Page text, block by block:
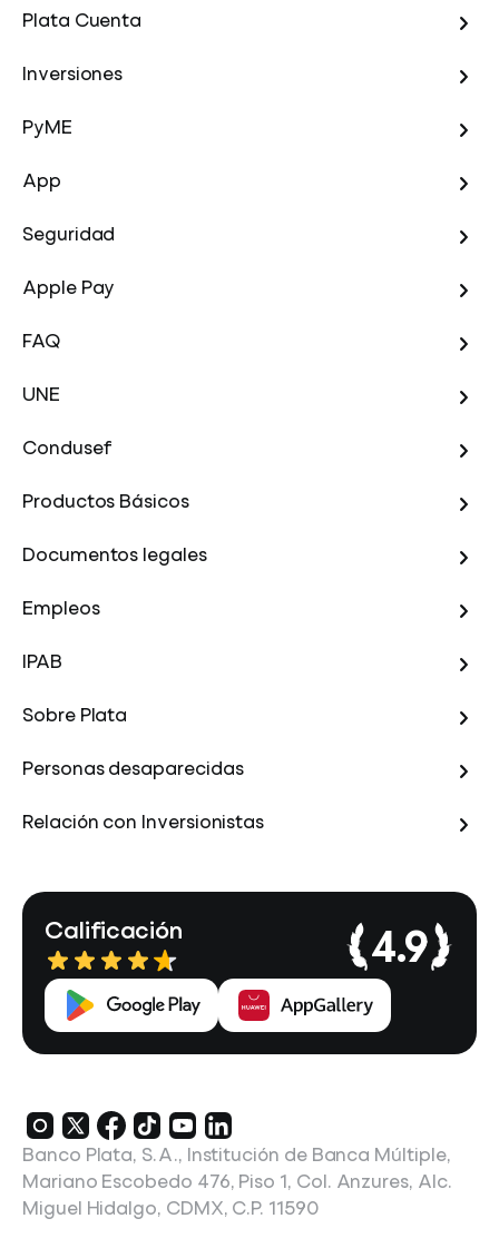
Plata Cuenta
Inversiones
PyME
App
Seguridad
Apple Pay
FAQ
UNE
Condusef
Productos Básicos
Documentos legales
Empleos
IPAB
Sobre Plata
Personas desaparecidas
Relación con Inversionistas
Calificación 4.9
Banco Plata, S.A., Institución de Banca Múltiple,
Mariano Escobedo 476, Piso 1, Col. Anzures, Alc.
Miguel Hidalgo, CDMX, C.P. 11590